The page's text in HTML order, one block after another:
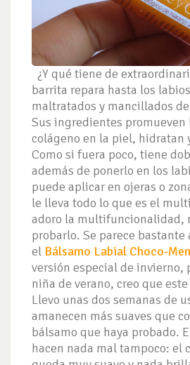
¿Y qué tiene de
barrita repara hasta los
maltratados y mancillados
Sus ingredientes promueven
colágeno en la piel, hidratan
Como si fuera poco, tiene
además de ponerlo en los
puede aplicar en ojeras o
le lleva todo lo que es el
adoro la multifuncionalidad,
probarlo. Se parece
el Bálsamo Labial Choco-
versión especial de invierno,
niña de verano, creo que
Llevo unas dos semanas de
amanecen más suaves que
bálsamo que haya probado.
hacen nada mal tampoco: el